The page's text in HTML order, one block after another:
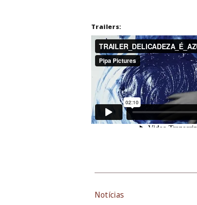
Trailers:
Notícias